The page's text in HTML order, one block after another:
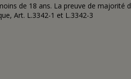
de 18 ans. La preuve de majorité
Art. L.3342-1 et L.3342-3